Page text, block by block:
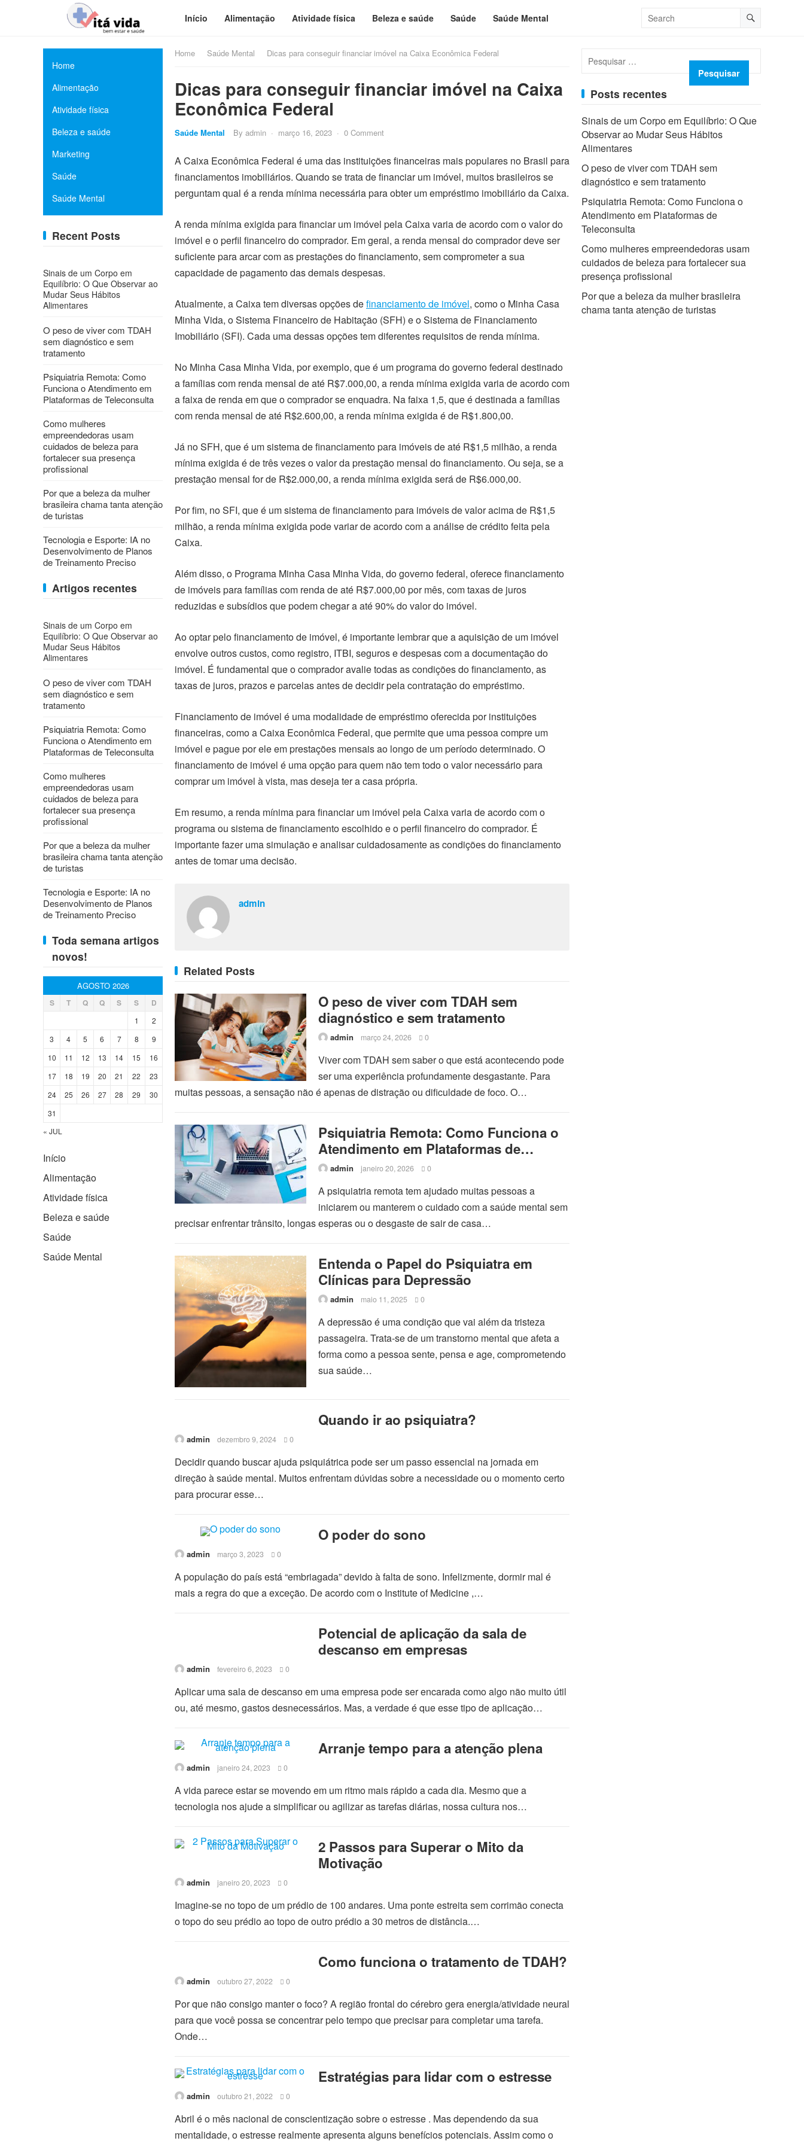
Início Alimentação Atividade física Beleza e saúde Saúde Saúde Mental
Home Saúde Mental Dicas para conseguir financiar imóvel na Caixa Econômica Federal
Dicas para conseguir financiar imóvel na Caixa
Econômica Federal
Saúde Mental By admin · março 16, 2023 · 0 Comment
A Caixa Econômica Federal é uma das instituições financeiras mais populares no Brasil para
financiamentos imobiliários. Quando se trata de financiar um imóvel, muitos brasileiros se
perguntam qual é a renda mínima necessária para obter um empréstimo imobiliário da Caixa.
A renda mínima exigida para financiar um imóvel pela Caixa varia de acordo com o valor do
imóvel e o perfil financeiro do comprador. Em geral, a renda mensal do comprador deve ser
suficiente para arcar com as prestações do financiamento, sem comprometer a sua
capacidade de pagamento das demais despesas.
Atualmente, a Caixa tem diversas opções definanciamento de imóvel, como o Minha Casa
Minha Vida, o Sistema Financeiro de Habitação (SFH) e o Sistema de Financiamento
Imobiliário (SFI). Cada uma dessas opções tem diferentes requisitos de renda mínima.
No Minha Casa Minha Vida, por exemplo, que é um programa do governo federal destinado
a famílias com renda mensal de até R$7.000,00, a renda mínima exigida varia de acordo com
a faixa de renda em que o comprador se enquadra. Na faixa 1,5, que é destinada a famílias
com renda mensal de até R$2.600,00, a renda mínima exigida é de R$1.800,00.
Já no SFH, que é um sistema de financiamento para imóveis de até R$1,5 milhão, a renda
mínima exigida é de três vezes o valor da prestação mensal do financiamento. Ou seja, se a
prestação mensal for de R$2.000,00, a renda mínima exigida será de R$6.000,00.
Por fim, no SFI, que é um sistema de financiamento para imóveis de valor acima de R$1,5
milhão, a renda mínima exigida pode variar de acordo com a análise de crédito feita pela
Caixa.
Além disso, o Programa Minha Casa Minha Vida, do governo federal, oferece financiamento
de imóveis para famílias com renda de até R$7.000,00 por mês, com taxas de juros
reduzidas e subsídios que podem chegar a até 90% do valor do imóvel.
Ao optar pelo financiamento de imóvel, é importante lembrar que a aquisição de um imóvel
envolve outros custos, como registro, ITBI, seguros e despesas com a documentação do
imóvel. É fundamental que o comprador avalie todas as condições do financiamento, as
taxas de juros, prazos e parcelas antes de decidir pela contratação do empréstimo.
Financiamento de imóvel é uma modalidade de empréstimo oferecida por instituições
financeiras, como a Caixa Econômica Federal, que permite que uma pessoa compre um
imóvel e pague por ele em prestações mensais ao longo de um período determinado. O
financiamento de imóvel é uma opção para quem não tem todo o valor necessário para
comprar um imóvel à vista, mas deseja ter a casa própria.
Em resumo, a renda mínima para financiar um imóvel pela Caixa varia de acordo com o
programa ou sistema de financiamento escolhido e o perfil financeiro do comprador. É
importante fazer uma simulação e analisar cuidadosamente as condições do financiamento
antes de tomar uma decisão.
admin
Related Posts
O peso de viver com TDAH sem
diagnóstico e sem tratamento
admin março 24, 2026 0
Viver com TDAH sem saber o que está acontecendo pode
ser uma experiência profundamente desgastante. Para
muitas pessoas, a sensação não é apenas de distração ou dificuldade de foco. O…
Psiquiatria Remota: Como Funciona o
Atendimento em Plataformas de
Teleconsulta
admin janeiro 20, 2026 0
A psiquiatria remota tem ajudado muitas pessoas a
iniciarem ou manterem o cuidado com a saúde mental sem
precisar enfrentar trânsito, longas esperas ou o desgaste de sair de casa…
Entenda o Papel do Psiquiatra em
Clínicas para Depressão
admin maio 11, 2025 0
A depressão é uma condição que vai além da tristeza
passageira. Trata-se de um transtorno mental que afeta a
forma como a pessoa sente, pensa e age, comprometendo
sua saúde…
Quando ir ao psiquiatra?
admin dezembro 9, 2024 0
Decidir quando buscar ajuda psiquiátrica pode ser um passo essencial na jornada em
direção à saúde mental. Muitos enfrentam dúvidas sobre a necessidade ou o momento certo
para procurar esse…
O poder do sono
admin março 3, 2023 0
A população do país está “embriagada” devido à falta de sono. Infelizmente, dormir mal é
mais a regra do que a exceção. De acordo com o Institute of Medicine ,…
Potencial de aplicação da sala de
descanso em empresas
admin fevereiro 6, 2023 0
Aplicar uma sala de descanso em uma empresa pode ser encarada como algo não muito útil
ou, até mesmo, gastos desnecessários. Mas, a verdade é que esse tipo de aplicação…
Arranje tempo para a atenção plena
admin janeiro 24, 2023 0
A vida parece estar se movendo em um ritmo mais rápido a cada dia. Mesmo que a
tecnologia nos ajude a simplificar ou agilizar as tarefas diárias, nossa cultura nos…
2 Passos para Superar o Mito da
Motivação
admin janeiro 20, 2023 0
Imagine-se no topo de um prédio de 100 andares. Uma ponte estreita sem corrimão conecta
o topo do seu prédio ao topo de outro prédio a 30 metros de distância.…
Como funciona o tratamento de TDAH?
admin outubro 27, 2022 0
Por que não consigo manter o foco? A região frontal do cérebro gera energia/atividade neural
para que você possa se concentrar pelo tempo que precisar para completar uma tarefa.
Onde…
Estratégias para lidar com o estresse
admin outubro 21, 2022 0
Abril é o mês nacional de conscientização sobre o estresse . Mas dependendo da sua
mentalidade, o estresse realmente apresenta alguns benefícios potenciais. Assim como o
por:
Posts recentes
Sinais de um Corpo em Equilíbrio: O Que
Observar ao Mudar Seus Hábitos
Alimentares
O peso de viver com TDAH sem
diagnóstico e sem tratamento
Psiquiatria Remota: Como Funciona o
Atendimento em Plataformas de
Teleconsulta
Como mulheres empreendedoras usam
cuidados de beleza para fortalecer sua
presença profissional
Por que a beleza da mulher brasileira
chama tanta atenção de turistas
Home
Alimentação
Atividade física
Beleza e saúde
Marketing
Saúde
Saúde Mental
Recent Posts
Sinais de um Corpo em
Equilíbrio: O Que Observar ao
Mudar Seus Hábitos
Alimentares
O peso de viver com TDAH
sem diagnóstico e sem
tratamento
Psiquiatria Remota: Como
Funciona o Atendimento em
Plataformas de Teleconsulta
Como mulheres
empreendedoras usam
cuidados de beleza para
fortalecer sua presença
profissional
Por que a beleza da mulher
brasileira chama tanta atenção
de turistas
Tecnologia e Esporte: IA no
Desenvolvimento de Planos
de Treinamento Preciso
Artigos recentes
Sinais de um Corpo em
Equilíbrio: O Que Observar ao
Mudar Seus Hábitos
Alimentares
O peso de viver com TDAH
sem diagnóstico e sem
tratamento
Psiquiatria Remota: Como
Funciona o Atendimento em
Plataformas de Teleconsulta
Como mulheres
empreendedoras usam
cuidados de beleza para
fortalecer sua presença
profissional
Por que a beleza da mulher
brasileira chama tanta atenção
de turistas
Tecnologia e Esporte: IA no
Desenvolvimento de Planos
de Treinamento Preciso
Toda semana artigos
novos!
AGOSTO 2026
S T Q Q S S D
1
2
3
4 5 6 7 8
9
10
11 12 13 14 15
16
17
18 19 20 21 22
23
24
25 26 27 28 29
30
31
« JUL
Início
Alimentação
Atividade física
Beleza e saúde
Saúde
Saúde Mental